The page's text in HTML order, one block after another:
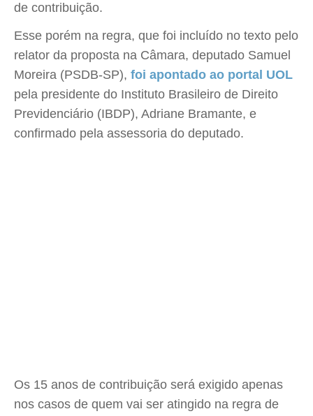
de contribuição.
Esse porém na regra, que foi incluído no texto pelo
relator da proposta na Câmara, deputado Samuel
Moreira (PSDB-SP), foi apontado ao portal UOL
pela presidente do Instituto Brasileiro de Direito
Previdenciário (IBDP), Adriane Bramante, e
confirmado pela assessoria do deputado.
Os 15 anos de contribuição será exigido apenas
nos casos de quem vai ser atingido na regra de